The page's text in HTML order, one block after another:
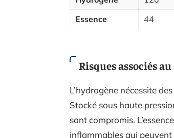
Essence
44
Risques associés
L’hydrogène nécessite
Stocké sous haute
sont compromis.
inflammables qui peuvent